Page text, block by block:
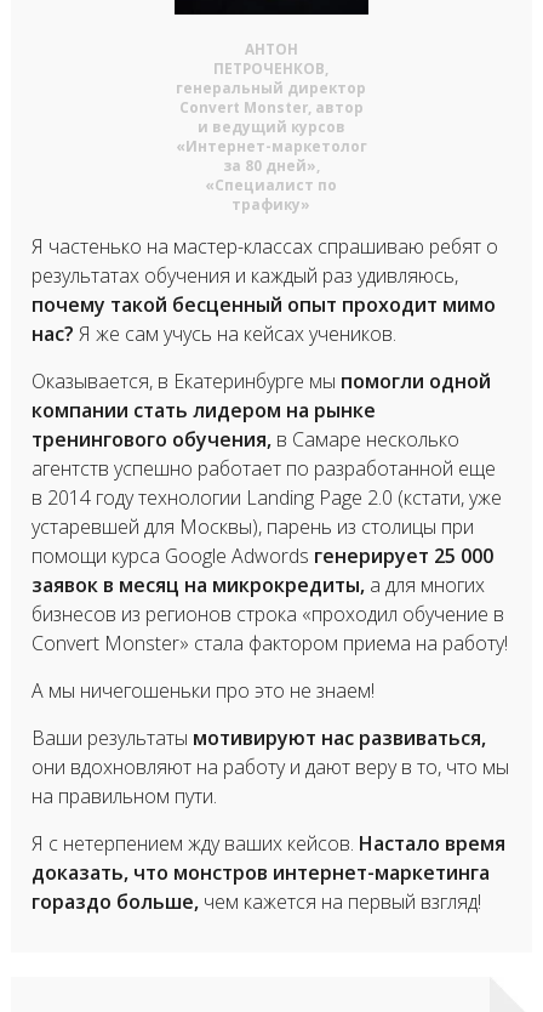
АНТОН
ПЕТРОЧЕНКОВ,
генеральный директор
Convert Monster, автор
и ведущий курсов
«Интернет-маркетолог
за 80 дней»,
«Специалист по
трафику»
Я частенько на мастер-классах спрашиваю ребят о
результатах обучения и каждый раз удивляюсь,
почему такой бесценный опыт проходит мимо
нас?Я же сам учусь на кейсах учеников.
Оказывается, в Екатеринбурге мы помогли одной
компании стать лидером на рынке
тренингового обучения, в Самаре несколько
агентств успешно работает по разработанной еще
в 2014 году технологии Landing Page 2.0 (кстати, уже
устаревшей для Москвы), парень из столицы при
помощи курса Google Adwords генерирует 25 000
заявок в месяц на микрокредиты, а для многих
бизнесов из регионов строка «проходил обучение в
Convert Monster» стала фактором приема на работу!
А мы ничегошеньки про это не знаем!
Ваши результаты мотивируют нас развиваться,
они вдохновляют на работу и дают веру в то, что мы
на правильном пути.
Я с нетерпением жду ваших кейсов. Настало время
доказать, что монстров интернет-маркетинга
гораздо больше, чем кажется на первый взгляд!